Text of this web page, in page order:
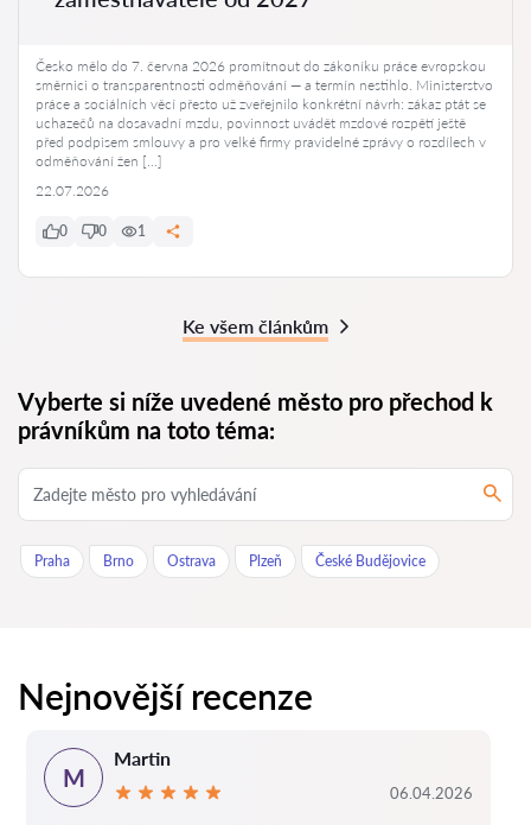
Česko mělo do 7. června 2026 promítnout do zákoníku práce evropskou
směrnici o transparentnosti odměňování — a termín nestihlo. Ministerstvo
práce a sociálních věcí přesto už zveřejnilo konkrétní návrh: zákaz ptát se
uchazečů na dosavadní mzdu, povinnost uvádět mzdové rozpětí ještě
před podpisem smlouvy a pro velké firmy pravidelné zprávy o rozdílech v
odměňování žen […]
22.07.2026
0 0 1
Ke všem článkům
Vyberte si níže uvedené město pro přechod k
právníkům na toto téma:
Praha Brno Ostrava Plzeň České Budějovice
Nejnovější recenze
M
Martin
06.04.2026